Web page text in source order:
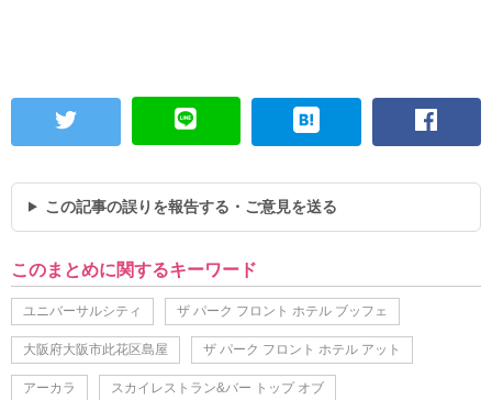
この記事の誤りを報告する・ご意見を送る
このまとめに関するキーワード
ユニバーサルシティ ザ パーク フロント ホテル ブッフェ
大阪府大阪市此花区島屋 ザ パーク フロント ホテル アット
アーカラ スカイレストラン&バー トップ オブ